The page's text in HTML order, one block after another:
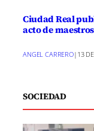
Ciudad Real
acto de maestros
ANGEL CARRERO| 13
SOCIEDAD